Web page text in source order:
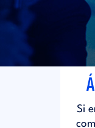
t
r
i
Si